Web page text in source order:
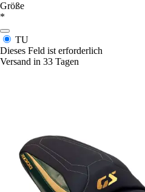
Größe
*
TU
Dieses Feld ist erforderlich
Versand in 33 Tagen